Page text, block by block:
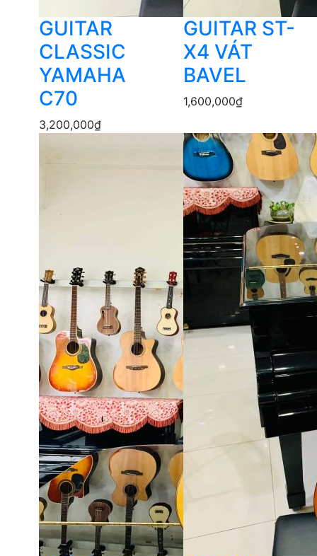
GUITAR
CLASSIC
YAMAHA
C70
3,200,000₫
GUITAR ST-
X4 VÁT
BAVEL
1,600,000₫